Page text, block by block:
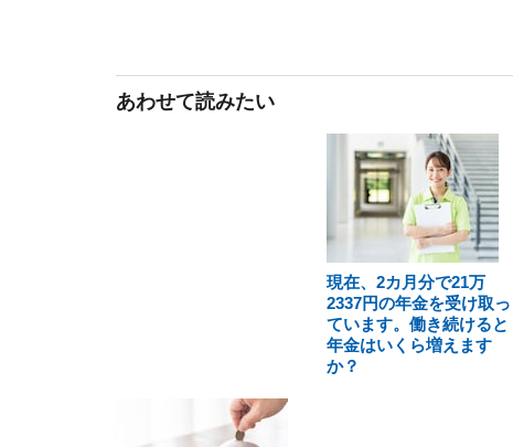
あわせて読みたい
現在、2カ月分で21万
2337円の年金を受け取っ
ています。働き続けると
年金はいくら増えます
か？